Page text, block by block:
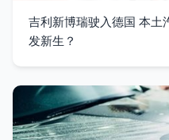
吉利新博瑞驶入德国 本土
发新生？